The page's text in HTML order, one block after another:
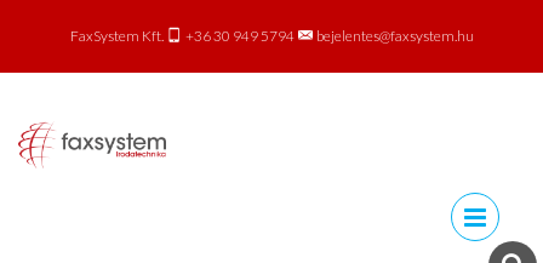
FaxSystem Kft. +36 30 949 5794 bejelentes@faxsystem.hu
Skip to
content